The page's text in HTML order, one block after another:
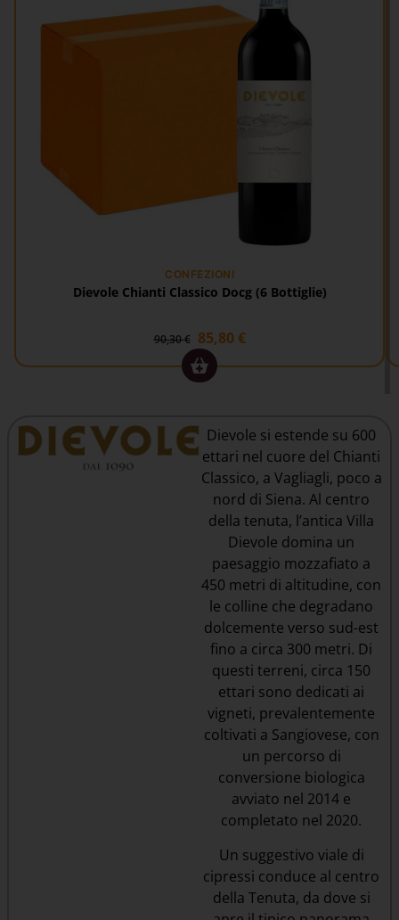
CONFEZIONI
Dievole Chianti Classico Docg (6 Bottiglie)
90,30€ 85,80€
Dievole si estende su 600
ettari nel cuore del Chianti
Classico, a Vagliagli, poco a
nord di Siena. Al centro
della tenuta, l’antica Villa
Dievole domina un
paesaggio mozzafiato a
450 metri di altitudine, con
le colline che degradano
dolcemente verso sud-est
fino a circa 300 metri. Di
questi terreni, circa 150
ettari sono dedicati ai
vigneti, prevalentemente
coltivati a Sangiovese, con
un percorso di
conversione biologica
avviato nel 2014 e
completato nel 2020.
Un suggestivo viale di
cipressi conduce al centro
della Tenuta, da dove si